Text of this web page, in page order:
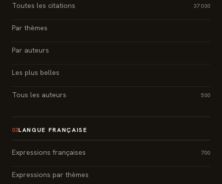
Toutes les citations 37 000
Par thèmes
Par auteurs
Les plus belles
Tous les auteurs 500
03LANGUE FRANÇAISE
Expressions françaises 700
Expressions par thèmes